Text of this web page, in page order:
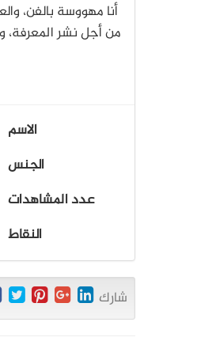
أنا مهووسة بالفن،
من أجل نشر المعرفة،
الاسم
الجنس
عدد المشاهدات
النقاط
شارك